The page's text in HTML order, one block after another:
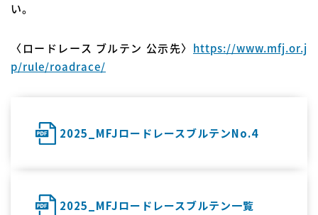
い。
〈ロードレース ブルテン 公示先〉 https://www.mfj.or.j
p/rule/roadrace/
2025_MFJロードレースブルテンNo.4
2025_MFJロードレースブルテン一覧